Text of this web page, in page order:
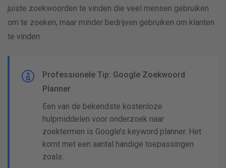
juiste zoekwoorden te vinden die veel mensen gebruiken
om te zoeken, maar minder bedrijven gebruiken om klanten
te vinden.
Professionele Tip: Google Zoekwoord
Planner
Een van de bekendste kostenloze
hulpmiddelen voor onderzoek naar
zoektermen is Google’s keyword planner. Het
komt met een aantal handige toepassingen
zoals: